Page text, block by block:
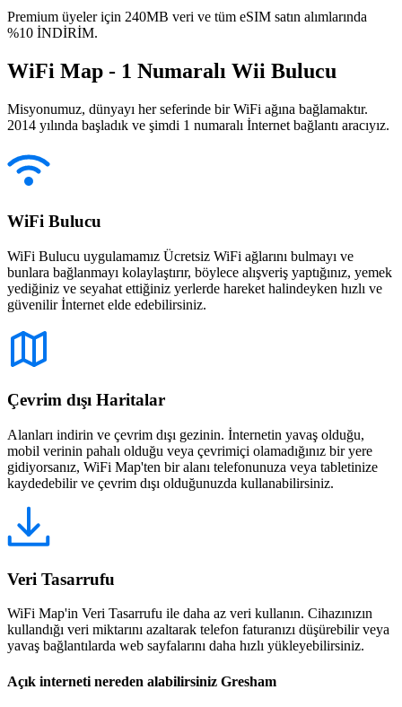
Premium üyeler için 240MB veri ve tüm eSIM satın alımlarında
%10 İNDİRİM.
WiFi Map - 1 Numaralı Wii Bulucu
Misyonumuz, dünyayı her seferinde bir WiFi ağına bağlamaktır.
2014 yılında başladık ve şimdi 1 numaralı İnternet bağlantı aracıyız.
WiFi Bulucu
WiFi Bulucu uygulamamız Ücretsiz WiFi ağlarını bulmayı ve
bunlara bağlanmayı kolaylaştırır, böylece alışveriş yaptığınız, yemek
yediğiniz ve seyahat ettiğiniz yerlerde hareket halindeyken hızlı ve
güvenilir İnternet elde edebilirsiniz.
Çevrim dışı Haritalar
Alanları indirin ve çevrim dışı gezinin. İnternetin yavaş olduğu,
mobil verinin pahalı olduğu veya çevrimiçi olamadığınız bir yere
gidiyorsanız, WiFi Map'ten bir alanı telefonunuza veya tabletinize
kaydedebilir ve çevrim dışı olduğunuzda kullanabilirsiniz.
Veri Tasarrufu
WiFi Map'in Veri Tasarrufu ile daha az veri kullanın. Cihazınızın
kullandığı veri miktarını azaltarak telefon faturanızı düşürebilir veya
yavaş bağlantılarda web sayfalarını daha hızlı yükleyebilirsiniz.
Açık interneti nereden alabilirsiniz Gresham